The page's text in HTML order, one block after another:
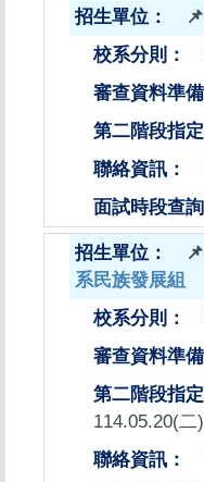
📌
📌
系民族發展組
114.05.20(二)